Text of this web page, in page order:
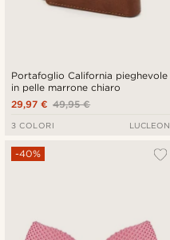
Portafoglio California pieghevole
in pelle marrone chiaro
49,95 €
29,97 €
3 COLORI LUCLEON
-40%